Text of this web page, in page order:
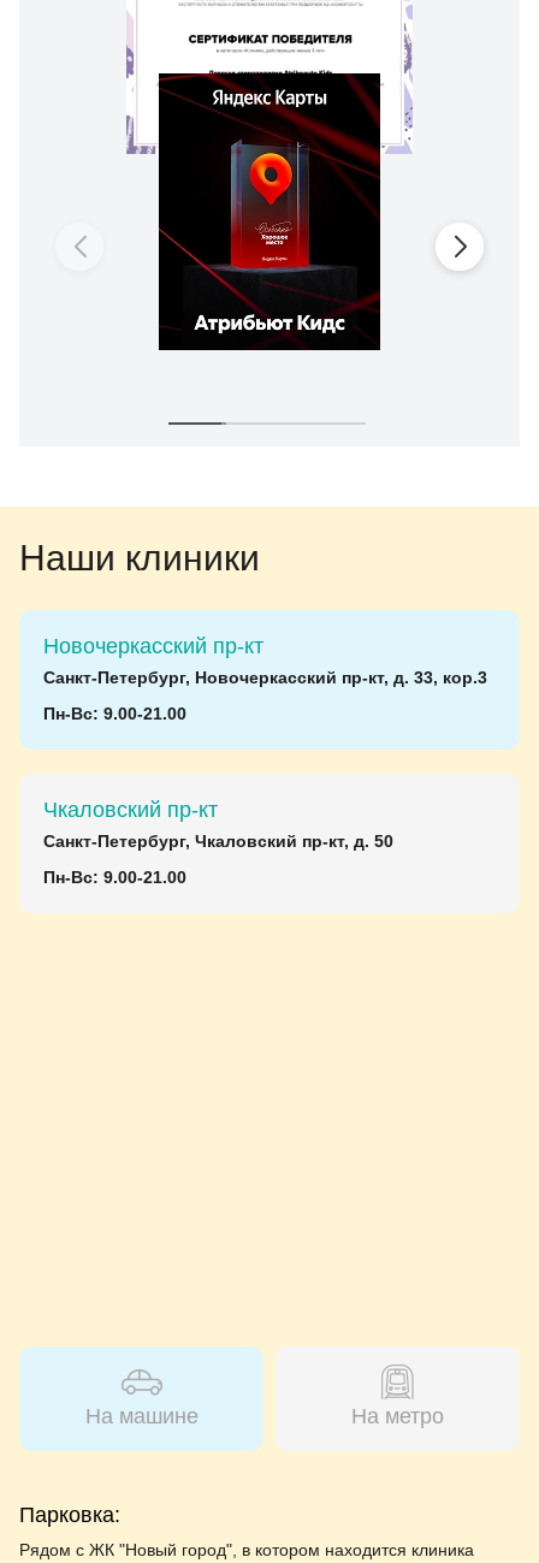
Наши клиники
Новочеркасский пр-кт
Санкт-Петербург, Новочеркасский пр-кт, д. 33, кор.3
Пн-Вс: 9.00-21.00
Чкаловский пр-кт
Санкт-Петербург, Чкаловский пр-кт, д. 50
Пн-Вс: 9.00-21.00
На машине На метро
Парковка:
Рядом с ЖК "Новый город", в котором находится клиника